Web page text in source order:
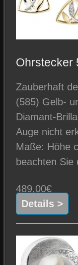
Ohrstecker
Zauberhaft
(585) Gelb-
Diamant-
Auge nicht
Maße: Höhe
beachten
489,00€
Details >